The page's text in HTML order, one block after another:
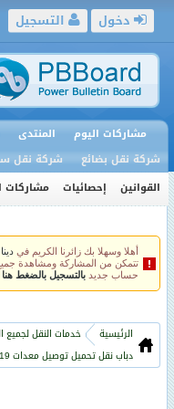
التسجيل دخول
مشاركات اليوم المنتدى
شركة نقل بضائع
شركة نقل
القوانين
إحصائيات مشاركات
أهلا وسهلا بك زائرنا الكريم في
تتمكن من المشاركة ومشاهدة
حساب جديدبالتسجيل بالضغط هنا
الرئيسية خدمات النقل لجميع
دباب نقل تحميل توصيل معدات 0509342419